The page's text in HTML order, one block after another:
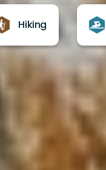
Hiking